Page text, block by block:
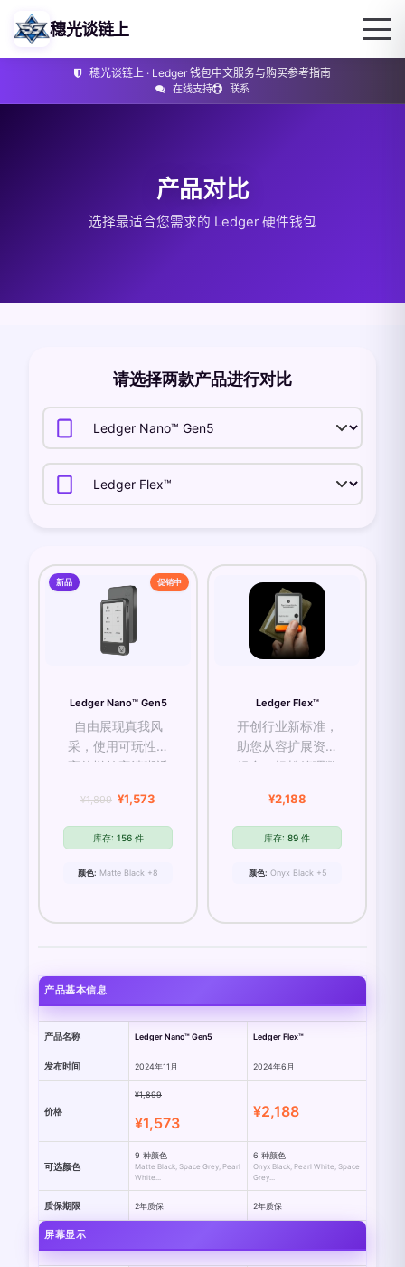
穗光谈链上 · Ledger 钱包中文服务与购买参考指南
在线支持 联系
穗光谈链上
产品对比
选择最适合您需求的 Ledger 硬件钱包
请选择两款产品进行对比
新品 促销中
Ledger Nano™ Gen5
自由展现真我风
采，使用可玩性最
高的悦签宝清晰透
金、登录账户与生
活。
¥1,899 ¥1,573
库存: 156 件
颜色: Matte Black +8
Ledger Flex™
开创行业新标准，
助您从容扩展资产
组合、轻松管理数
¥2,188
库存: 89 件
颜色: Onyx Black +5
产品基本信息
产品名称 Ledger Nano™ Gen5 Ledger Flex™
发布时间 2024年11月 2024年6月
价格
¥1,899
¥1,573
¥2,188
可选颜色
9 种颜色
Matte Black, Space Grey, Pearl
White...
6 种颜色
Onyx Black, Pearl White, Space
Grey...
质保期限 2年质保 2年质保
屏幕显示